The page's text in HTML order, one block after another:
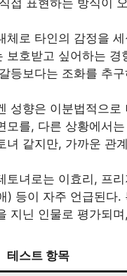
체로 타인의 감정을
보호받고 싶어하는
등보다는 조화를 추
성향은 이분법적으
모를, 다른 상황에서
녀 같지만, 가까운 관
토녀로는 이효리, 프
) 등이 자주 언급된다
지닌 인물로 평가되
테스트 항목